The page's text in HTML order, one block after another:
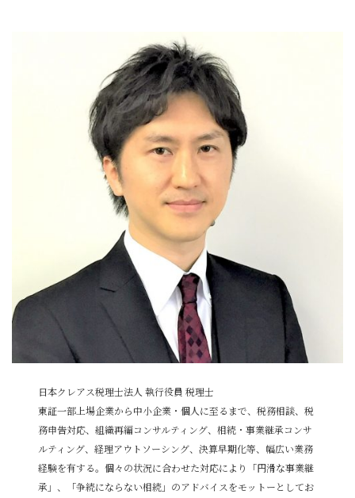
日本クレアス税理士法人 執行役員 税理士
東証一部上場企業から中小企業・個人に至るまで、税務相談、税
務申告対応、組織再編コンサルティング、相続・事業継承コンサ
ルティング、経理アウトソーシング、決算早期化等、幅広い業務
経験を有する。個々の状況に合わせた対応により「円滑な事業継
承」、「争続にならない相続」のアドバイスをモットーとしてお